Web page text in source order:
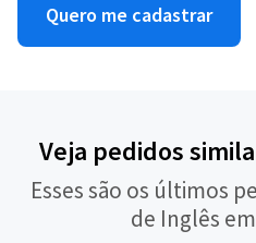
Quero me cadastrar
Veja pedidos
Esses são os últimos
de Inglês